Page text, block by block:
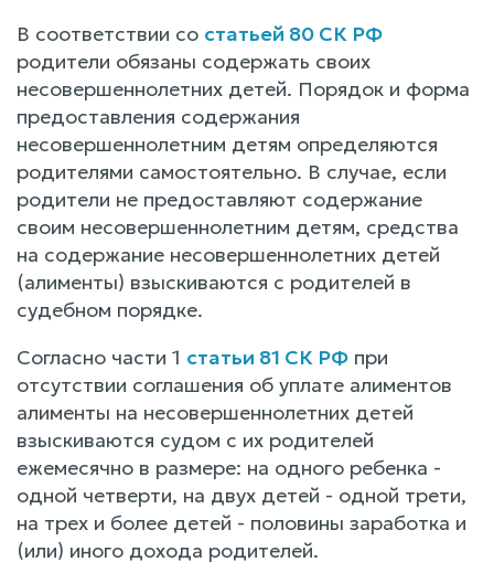
В соответствии со статьей 80 СК РФ
родители обязаны содержать своих
несовершеннолетних детей. Порядок и форма
предоставления содержания
несовершеннолетним детям определяются
родителями самостоятельно. В случае, если
родители не предоставляют содержание
своим несовершеннолетним детям, средства
на содержание несовершеннолетних детей
(алименты) взыскиваются с родителей в
судебном порядке.
Согласно части 1 статьи 81 СК РФ при
отсутствии соглашения об уплате алиментов
алименты на несовершеннолетних детей
взыскиваются судом с их родителей
ежемесячно в размере: на одного ребенка -
одной четверти, на двух детей - одной трети,
на трех и более детей - половины заработка и
(или) иного дохода родителей.